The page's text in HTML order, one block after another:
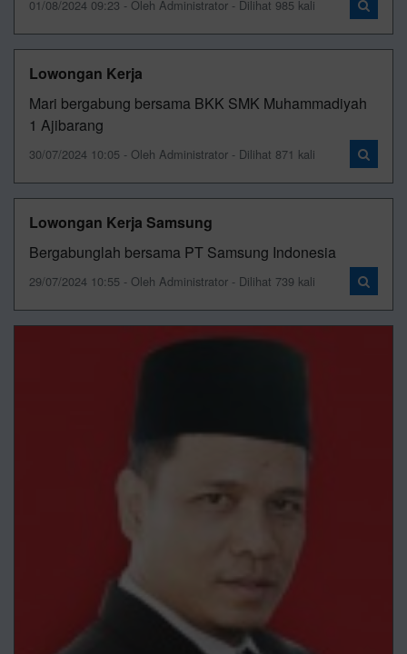
01/08/2024 09:23 - Oleh Administrator - Dilihat 985 kali
Lowongan Kerja
Mari bergabung bersama BKK SMK Muhammadiyah
1 Ajibarang
30/07/2024 10:05 - Oleh Administrator - Dilihat 871 kali
Lowongan Kerja Samsung
Bergabunglah bersama PT Samsung Indonesia
29/07/2024 10:55 - Oleh Administrator - Dilihat 739 kali